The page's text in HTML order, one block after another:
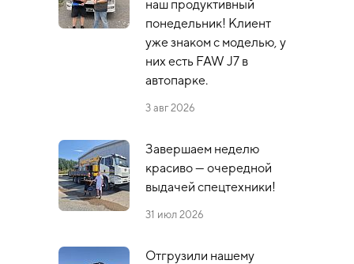
наш продуктивный
понедельник! Клиент
уже знаком с моделью, у
них есть FAW J7 в
автопарке.
3 авг 2026
Завершаем неделю
красиво — очередной
выдачей спецтехники!
31 июл 2026
Отгрузили нашему